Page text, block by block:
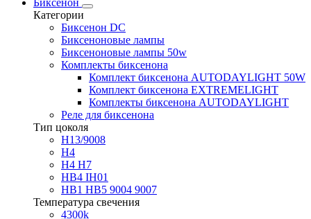
Биксенон
Категории
Биксенон DC
Биксеноновые лампы
Биксеноновые лампы 50w
Комплекты биксенона
Комплект биксенона AUTODAYLIGHT 50W
Комплект биксенона EXTREMELIGHT
Комплекты биксенона AUTODAYLIGHT
Реле для биксенона
Тип цоколя
H13/9008
H4
H4 H7
HB4 IH01
HB1 HB5 9004 9007
Температура свечения
4300k